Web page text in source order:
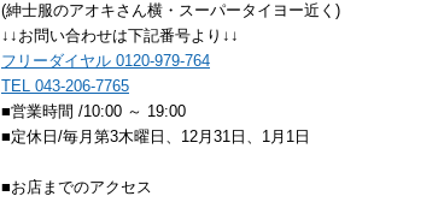
(紳士服のアオキさん横・スーパータイヨー近く)
↓↓お問い合わせは下記番号より↓↓
フリーダイヤル 0120-979-764
TEL 043-206-7765
■営業時間 /10:00 ～ 19:00
■定休日/毎月第3木曜日、12月31日、1月1日
■お店までのアクセス